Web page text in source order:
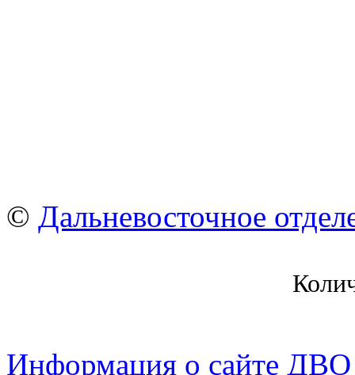
© Дальневосточное
Информация о сайте